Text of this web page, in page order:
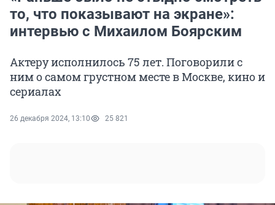
то, что показывают на экране»:
интервью с Михаилом Боярским
Актеру исполнилось 75 лет. Поговорили с
ним о самом грустном месте в Москве, кино и
сериалах
26 декабря 2024, 13:10 25 821